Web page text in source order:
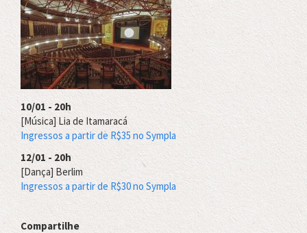
10/01 - 20h
[Música] Lia de Itamaracá
Ingressos a partir de R$35 no Sympla
12/01 - 20h
[Dança] Berlim
Ingressos a partir de R$30 no Sympla
Compartilhe